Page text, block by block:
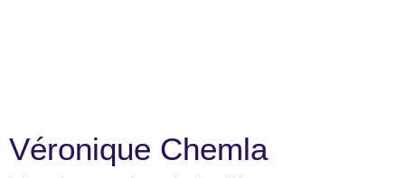
Véronique Chemla